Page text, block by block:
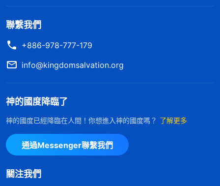
白了，原來各種生物動物在有了下一代以後都能撫養
自己的幼崽長大直到獨立，這是神賜予各種生物的本
能，也是自然規律，這都是為了新生命的延續。動物
撫養兒女長大成人，這是他們應盡的責任，也是神賜
予人的本能。爸媽生養我疼愛我，為我所受的苦、付
的代價不是一種恩情，也不用還報，可我受「百善孝
為先」的思想觀點的薰陶束縛，把孝順父母當成人生
的頭等大事，認為不能常常陪在父母身邊照顧就是没
人性，不配稱為人。我看到爸媽為了生養我們付出太
的人。當我盡本分被警察追捕通緝不能留在家裏照顧
聯繫我們
+886-978-777-179
info@kingdomsalvation.org
神的國度降臨了
神的國度已經降臨在人間！你想進入神的國度嗎？ 了解更多
通過Messenger聯繫我們
關注我們